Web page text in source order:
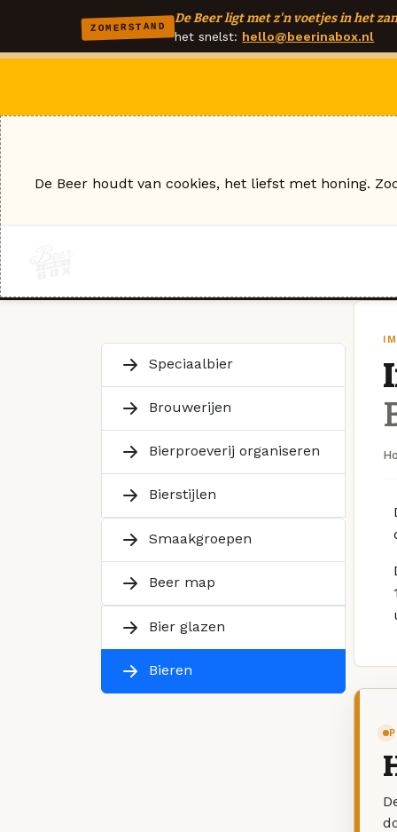
ZOMERSTAND
De Beer ligt met z'n voetjes in het
het snelst: hello@beerinabox.nl
Speciaalbier
Brouwerijen
Bierproeverij organiseren
Bierstijlen
Smaakgroepen
Beer map
Bier glazen
Bieren
De Beer houdt van cookies, het liefst met honing.